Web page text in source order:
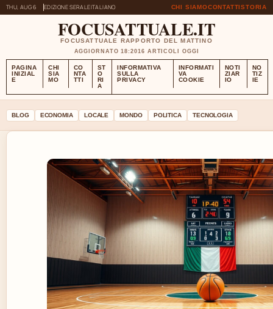
THU, AUG 6 EDIZIONE SERALEITALIANO CHI SIAMOCONTATTISTORIA
FOCUSATTUALE.IT
FOCUSATTUALE RAPPORTO DEL MATTINO
AGGIORNATO 18:2016 ARTICOLI OGGI
PAGINA
INIZIAL
E
CHI
SIA
MO
CO
NTA
TTI
ST
O
RI
A
INFORMATIVA
SULLA
PRIVACY
INFORMATI
VA
COOKIE
NOTI
ZIAR
IO
NO
TIZ
IE
BLOG ECONOMIA LOCALE MONDO POLITICA TECNOLOGIA